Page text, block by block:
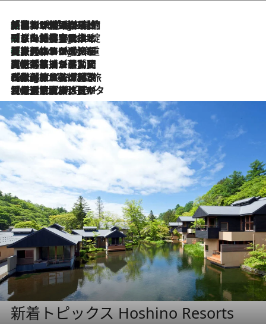
5 Hours Ago
「荷物が増えるほど旅ストレスは増す」美容ジャーナリストがたどり着いた最終結論。“化粧品を劇的に減らす”感動の凝縮美容とは
5 Hours Ago
「旅先には金髪ウィッグを持参」日本と同じメイクでは損してる!? 美容ジャーナリストが提案する“掟破りの旅美容”とは
5 Hours Ago
【厳選旅コスメ】「身軽さ＆UV対策重視！」ヘアアーティストshucoが選んだ夏旅ベストコスメを発表【Mサイズジップ】
2026.8.5
【厳選旅コスメ】国内をあちこち移動する河井菜摘が選んだ夏旅ベストコスメ発表！「リラックスアイテムはマスト」【Mサイズジップ】
2026.8.4
【厳選旅コスメ】「紫外線＆乾燥対策しながらメイク感も！」ヘア＆メイクGeorgeが選んだ夏旅ベストコスメを発表！【Mサイズジップ】
2026.8.3
【厳選旅コスメ】「保湿もタイパ重視！」“サウナ好き”タレント清水みさとが愛用する夏旅ベストコスメを発表！【Mサイズジップ】
新着トピックス Hoshino Resorts